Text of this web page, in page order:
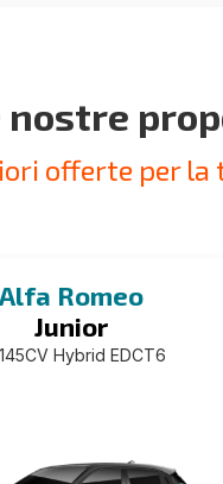
nostre
offerte per la
Alfa Romeo
Junior
Hybrid EDCT6